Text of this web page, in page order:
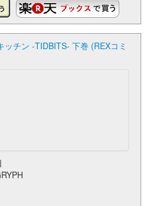
ッチン -TIDBITS- 下巻 (REXコミ